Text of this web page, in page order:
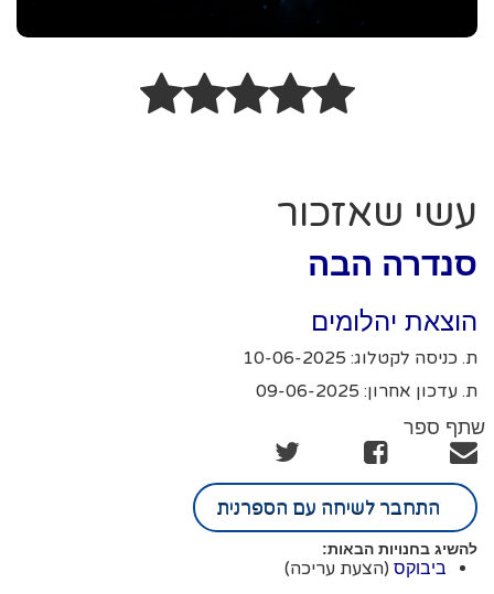
עשי שאזכור
סנדרה הבה
הוצאת יהלומים
ת. כניסה לקטלוג: 10-06-2025
ת. עדכון אחרון: 09-06-2025
שתף ספר
התחבר לשיחה עם הספרנית
להשיג בחנויות הבאות:
ביבוקס (הצעת עריכה)